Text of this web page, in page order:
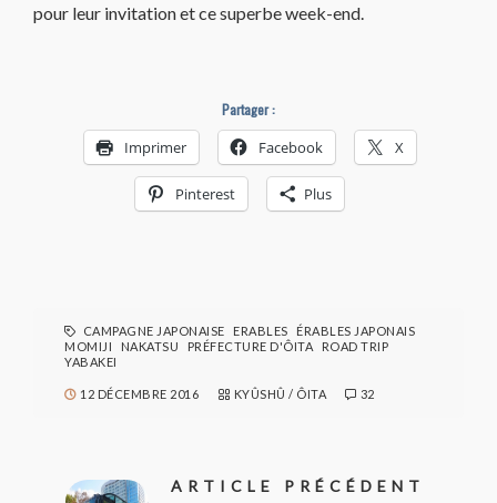
pour leur invitation et ce superbe week-end.
Partager :
Imprimer Facebook X
Pinterest Plus
CAMPAGNE JAPONAISE ERABLES
ÉRABLES JAPONAIS
MOMIJI
NAKATSU PRÉFECTURE D'ÔITA
ROAD TRIP
YABAKEI
12 DÉCEMBRE 2016 KYÛSHÛ / ÔITA 32
ARTICLE PRÉCÉDENT